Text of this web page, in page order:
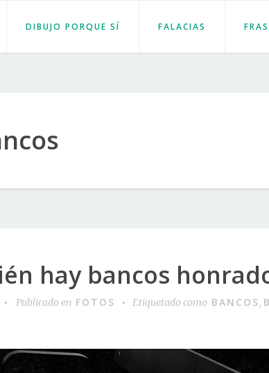
DIBUJO PORQUE SÍ FALACIAS
hay bancos
Publicado en FOTOS Etiquetado como BANCOS,